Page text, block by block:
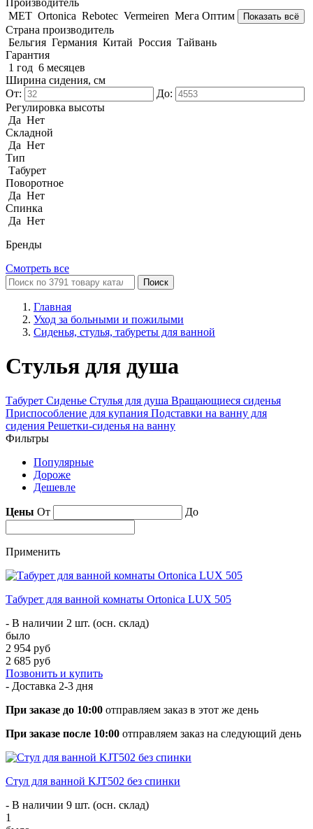
Производитель
MET Ortonica Rebotec Vermeiren Мега Оптим Показать всё
Страна производитель
Бельгия Германия Китай Россия Тайвань
Гарантия
1 год 6 месяцев
Ширина сидения, см
От:
До:
Регулировка высоты
Да Нет
Складной
Да Нет
Тип
Табурет
Поворотное
Да Нет
Спинка
Да Нет
Бренды
Смотреть все
Поиск
Главная
Уход за больными и пожилыми
Сиденья, стулья, табуреты для ванной
Стулья для душа
Табурет Сиденье Стулья для душа Вращающиеся сиденья
Приспособление для купания Подставки на ванну для
сидения Решетки-сиденья на ванну
Фильтры
Популярные
Дороже
Дешевле
Цены От До
Применить
​Табурет для ванной комнаты Ortonica LUX 505
- В наличии 2 шт. (осн. склад)
было
2 954 руб
2 685 руб
Позвонить и купить
- Доставка 2-3 дня
При заказе до 10:00 отправляем заказ в этот же день
При заказе после 10:00 отправляем заказ на следующий день
Стул для ванной KJT502 без спинки
- В наличии 9 шт. (осн. склад)
1